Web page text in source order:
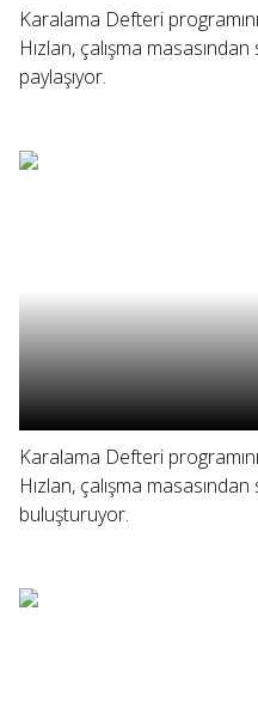
Karalama Defteri
Hızlan, çalışma
paylaşıyor.
Karalama Defteri
Hızlan, çalışma
buluşturuyor.